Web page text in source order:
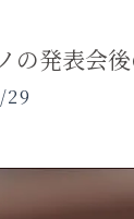
の発表会
29